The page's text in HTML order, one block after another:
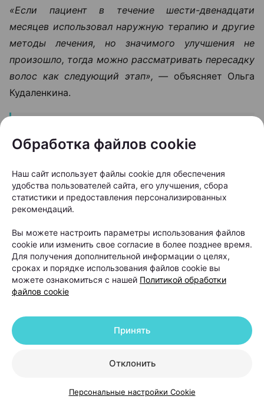
«Если пациент в течение шести-двенадцати
месяцев использовал наружную терапию и другие
методы лечения, но значимого улучшения не
произошло, тогда можно рассматривать пересадку
волос как следующий этап», — объясняет Ольга
Кудаленкина.
не устраняет причину
помогает восстановить густоту волос
в определенных зонах, но сам процесс
облысения может продолжаться.
Именно поэтому после операции работа с
волосами не заканчивается. В первые недели
после пересадки необходимо строго соблюдать
рекомендации хирурга. Обычно пациентам
советуют:
отказаться от посещения бани и сауны;
прямыми солнечными лучами;
Обработка файлов cookie
Наш сайт использует файлы cookie для обеспечения
удобства пользователей сайта, его улучшения, сбора
статистики и предоставления персонализированных
рекомендаций.
Вы можете настроить параметры использования файлов
cookie или изменить свое согласие в более позднее время.
Для получения дополнительной информации о целях,
сроках и порядке использования файлов cookie вы
можете ознакомиться с нашей Политикой обработки
файлов cookie
Отклонить
Принять
Персональные настройки Cookie